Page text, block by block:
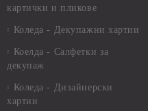
картички и пликове
Коледа - Декупажни хартии
Коелда - Салфетки за
декупаж
Коледа - Дизайнерски
хартии